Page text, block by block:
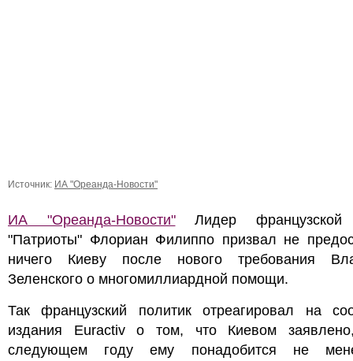
Источник: ИА "Ореанда-Новости"
ИА "Ореанда-Новости"Лидер французской
"Патриоты" Флориан Филиппо призвал не
ничего Киеву после нового требования
Зеленского о многомиллиардной помощи.
Так французский политик отреагировал на
издания Euractiv о том, что Киевом
следующем году ему понадобится не